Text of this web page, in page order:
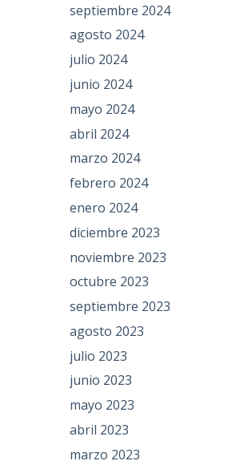
septiembre 2024
agosto 2024
julio 2024
junio 2024
mayo 2024
abril 2024
marzo 2024
febrero 2024
enero 2024
diciembre 2023
noviembre 2023
octubre 2023
septiembre 2023
agosto 2023
julio 2023
junio 2023
mayo 2023
abril 2023
marzo 2023